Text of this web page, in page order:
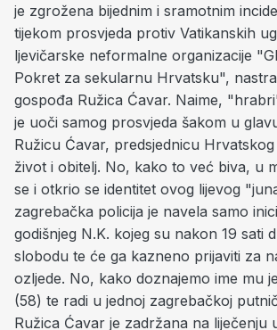
je zgrožena bijednim i sramotnim
tijekom prosvjeda protiv Vatikanskih
ljevičarske neformalne organizacije
Pokret za sekularnu Hrvatsku",
gospođa Ružica Ćavar. Naime,
je uoči samog prosvjeda šakom u
Ružicu Ćavar, predsjednicu
život i obitelj. No, kako to već biva, u
se i otkrio se identitet ovog lijevog
zagrebačka policija je navela samo
godišnjeg N.K. kojeg su nakon 19 sati
slobodu te će ga kazneno prijaviti za
ozljede. No, kako doznajemo ime mu
(58) te radi u jednoj zagrebačkoj
Ružica Ćavar je zadržana na liječenju